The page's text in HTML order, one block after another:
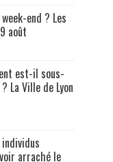
end ? Les
août
est-il sous-
La Ville de Lyon
arraché le